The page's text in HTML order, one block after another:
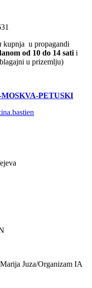
kupnja u propagandi
od 10 do 14 sati i
u prizemlju)
MOSKVA-PETUSKI
Juza/Organizam IA